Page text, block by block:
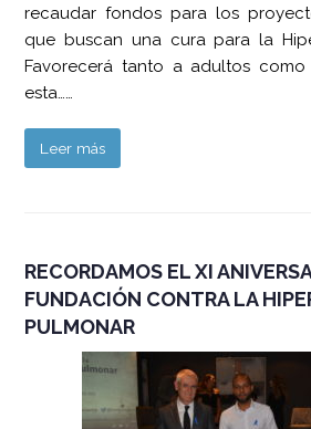
recaudar fondos para los
que buscan una cura para la
Favorecerá tanto a adultos
esta……
Leer más
RECORDAMOS EL XI
FUNDACIÓN CONTRA LA
PULMONAR